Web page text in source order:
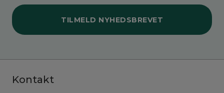
TILMELD NYHEDSBREVET
Kontakt